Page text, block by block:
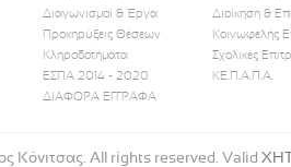
Διαγωνισμοί & Έργα
Προκηρύξεις Θέσεων
Κληροδοτήματα
ΕΣΠΑ 2014 - 2020
ΔΙΑΦΟΡΑ ΕΓΓΡΑΦΑ
Διοίκηση &
Κοινωφελής
Σχολικές
ΚΕ.Π.Α.Π.Α.
Follow Us
Κόνιτσας. All rights reserved. Valid